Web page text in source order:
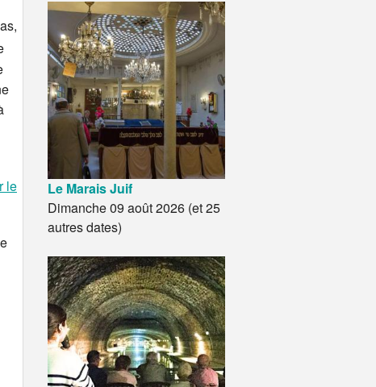
le
Le Marais Juif
Dimanche 09 août 2026 (et 25
autres dates)